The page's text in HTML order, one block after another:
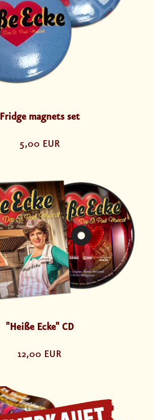
Fridge magnets set
5,00 EUR
"Heiße Ecke" CD
12,00 EUR